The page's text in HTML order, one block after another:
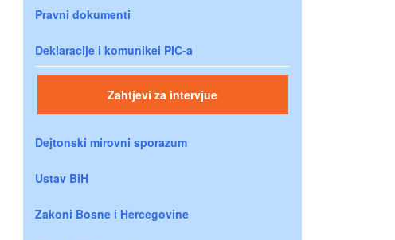
Pravni dokumenti
Deklaracije i komunikei PIC-a
Zahtjevi za intervjue
Dejtonski mirovni sporazum
Ustav BiH
Zakoni Bosne i Hercegovine